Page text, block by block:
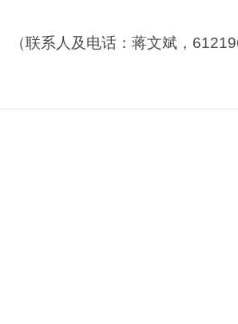
（联系人及电话：蒋文斌，